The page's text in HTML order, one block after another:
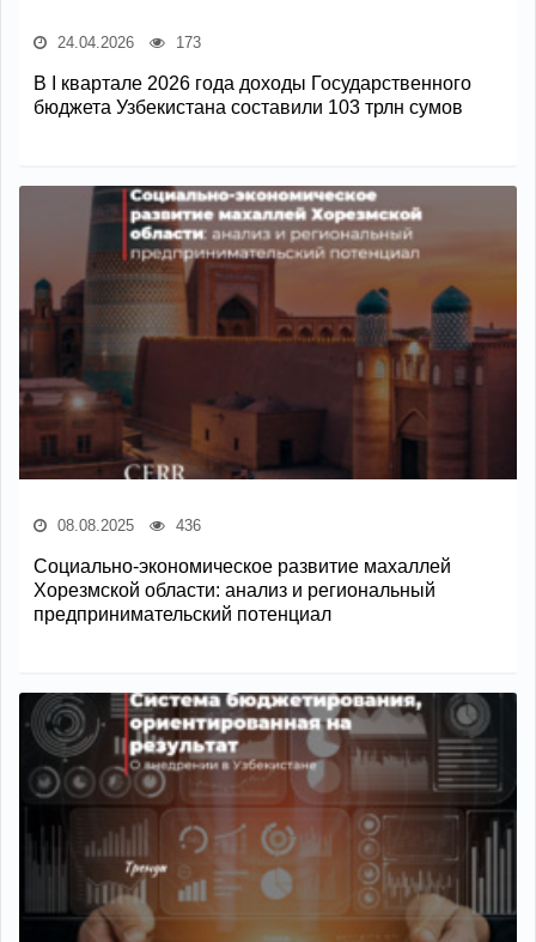
24.04.2026 173
В I квартале 2026 года доходы Государственного
бюджета Узбекистана составили 103 трлн сумов
08.08.2025 436
Социально-экономическое развитие махаллей
Хорезмской области: анализ и региональный
предпринимательский потенциал